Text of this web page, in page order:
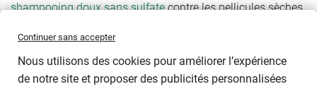
shampooing doux sans sulfatecontre les pellicules sèches.
d’hydratation supplémentaire qu’un shampooing ordinaire.
Il sera important de l’utiliser une fois sur deux, en alternant
avec un shampoing doux.
Continuer sans accepter
Nous utilisons des cookies pour améliorer l’expérience
de notre site et proposer des publicités personnalisées